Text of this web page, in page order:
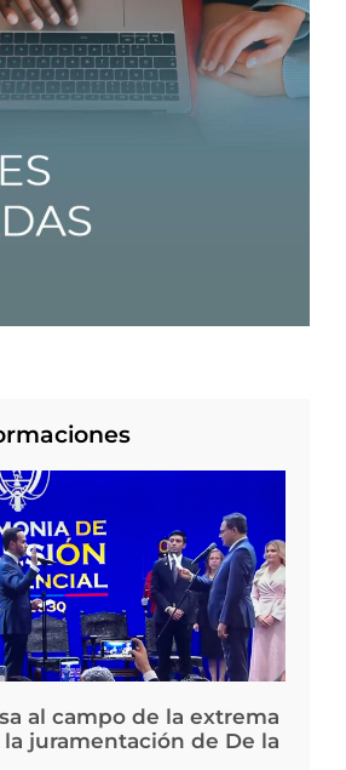
al campo de la extrema
juramentación de De la